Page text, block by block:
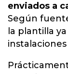
enviados a
Según
la plantilla